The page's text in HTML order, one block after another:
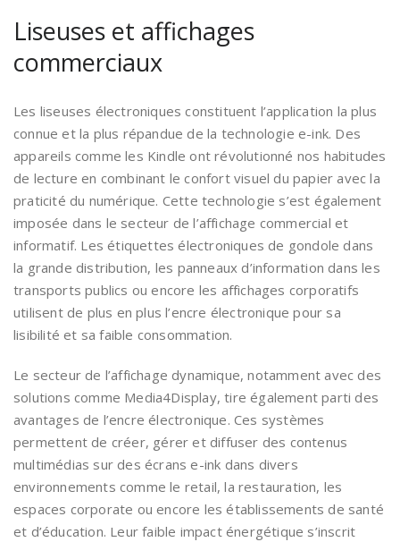
Liseuses et affichages
commerciaux
Les liseuses électroniques constituent l’application la plus
connue et la plus répandue de la technologie e-ink. Des
appareils comme les Kindle ont révolutionné nos habitudes
de lecture en combinant le confort visuel du papier avec la
praticité du numérique. Cette technologie s’est également
imposée dans le secteur de l’affichage commercial et
informatif. Les étiquettes électroniques de gondole dans
la grande distribution, les panneaux d’information dans les
transports publics ou encore les affichages corporatifs
utilisent de plus en plus l’encre électronique pour sa
lisibilité et sa faible consommation.
Le secteur de l’affichage dynamique, notamment avec des
solutions comme Media4Display, tire également parti des
avantages de l’encre électronique. Ces systèmes
permettent de créer, gérer et diffuser des contenus
multimédias sur des écrans e-ink dans divers
environnements comme le retail, la restauration, les
espaces corporate ou encore les établissements de santé
et d’éducation. Leur faible impact énergétique s’inscrit